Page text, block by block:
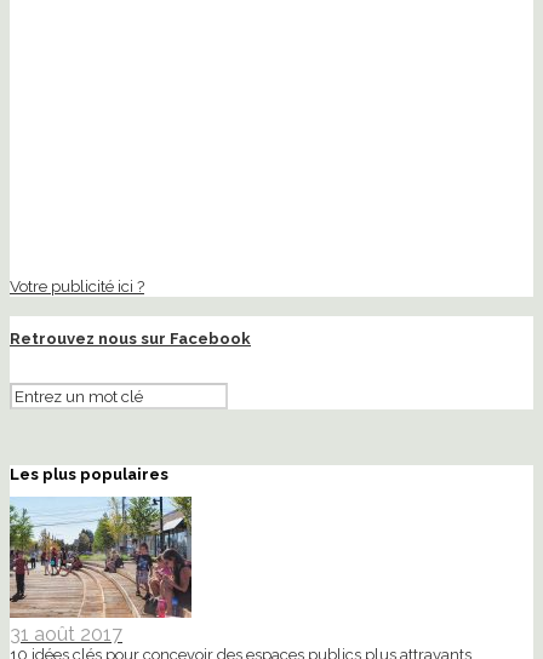
Votre publicité ici ?
Retrouvez nous sur Facebook
Les plus populaires
31 août 2017
10 idées clés pour concevoir des espaces publics plus attrayants